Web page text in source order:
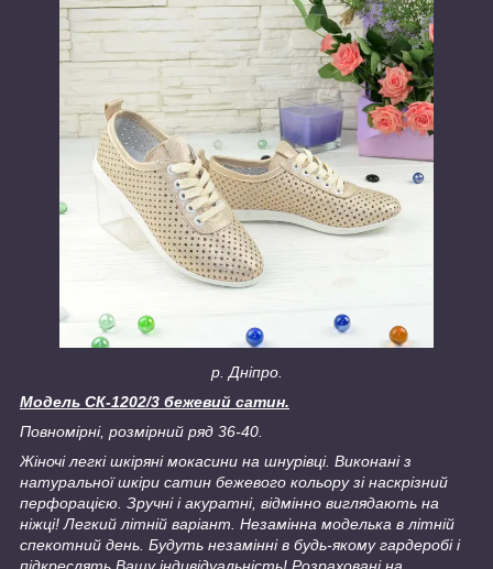
р. Дніпро.
Модель СК-1202/3 бежевий сатин.
Повномірні, розмірний ряд 36-40.
Жіночі легкі шкіряні мокасини на шнурівці. Виконані з
натуральної шкіри сатин бежевого кольору зі наскрізний
перфорацією. Зручні і акуратні, відмінно виглядають на
ніжці! Легкий літній варіант. Незамінна моделька в літній
спекотний день. Будуть незамінні в будь-якому гардеробі і
підкреслять Вашу індивідуальність! Розраховані на